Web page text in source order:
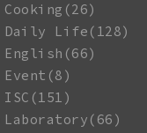
Cooking(26)
Daily Life(128)
English(66)
Event(8)
ISC(151)
Laboratory(66)